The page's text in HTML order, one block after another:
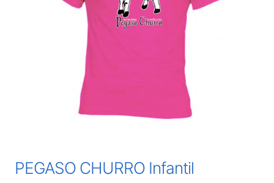
PEGASO CHURRO Infantil